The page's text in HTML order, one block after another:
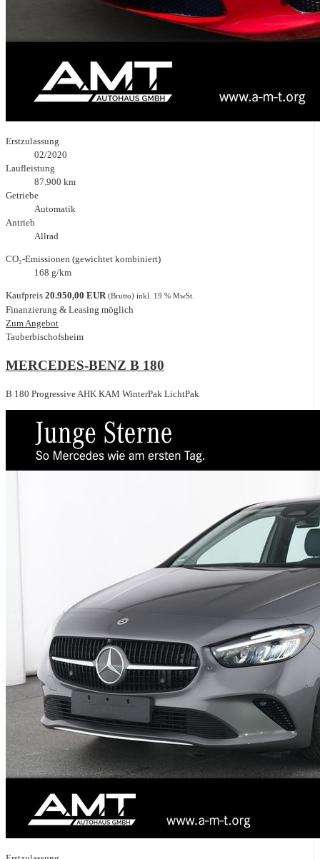
Erstzulassung
02/2020
Laufleistung
87.900 km
Getriebe
Automatik
Antrieb
Allrad
CO₂-Emissionen (gewichtet kombiniert)
168 g/km
Kaufpreis 20.950,00 EUR (Brutto) inkl. 19 % MwSt.
Finanzierung & Leasing möglich
Zum Angebot
Tauberbischofsheim
MERCEDES-BENZ B 180
B 180 Progressive AHK KAM WinterPak LichtPak